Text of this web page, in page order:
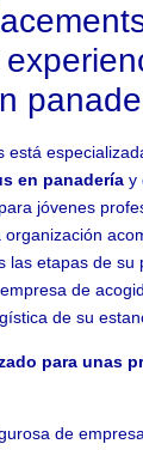
está
en panadería y
jóvenes
las etapas de su
de
de su
para unas
de